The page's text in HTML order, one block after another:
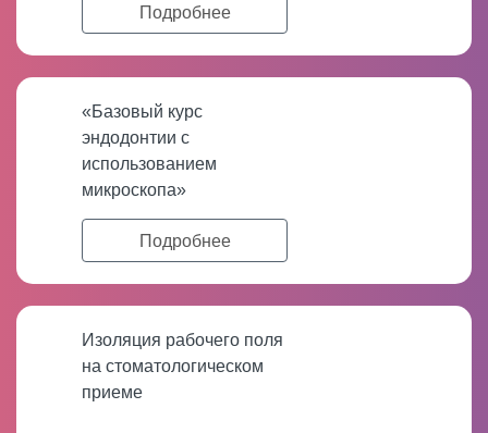
Подробнее
«Базовый курс
эндодонтии с
использованием
микроскопа»
Подробнее
Изоляция рабочего поля
на стоматологическом
приеме